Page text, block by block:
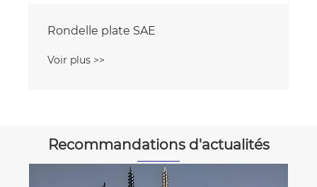
Rondelle plate SAE
Voir plus >>
Recommandations d'actualités